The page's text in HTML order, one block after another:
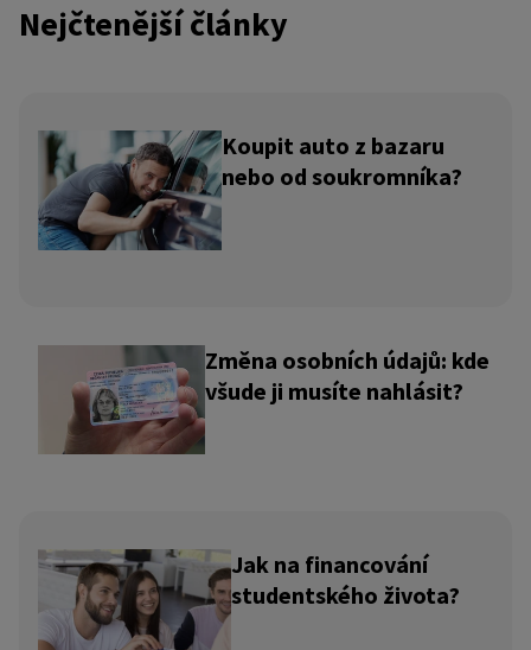
Nejčtenější články
Koupit auto z bazaru
nebo od soukromníka?
Změna osobních údajů: kde
všude ji musíte nahlásit?
Jak na financování
studentského života?